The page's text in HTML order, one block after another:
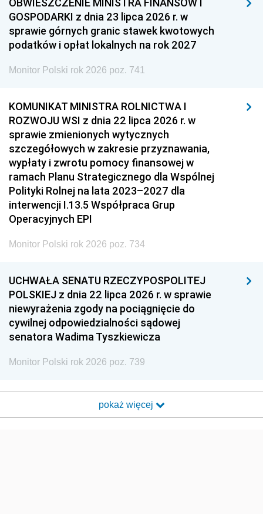
GOSPODARKI z dnia 23 lipca 2026 r. w
sprawie górnych granic stawek kwotowych
podatków i opłat lokalnych na rok 2027
Monitor Polski rok 2026 poz. 741
KOMUNIKAT MINISTRA ROLNICTWA I
ROZWOJU WSI z dnia 22 lipca 2026 r. w
sprawie zmienionych wytycznych
szczegółowych w zakresie przyznawania,
wypłaty i zwrotu pomocy finansowej w
ramach Planu Strategicznego dla Wspólnej
Polityki Rolnej na lata 2023–2027 dla
interwencji I.13.5 Współpraca Grup
Operacyjnych EPI
Monitor Polski rok 2026 poz. 734
UCHWAŁA SENATU RZECZYPOSPOLITEJ
POLSKIEJ z dnia 22 lipca 2026 r. w sprawie
niewyrażenia zgody na pociągnięcie do
cywilnej odpowiedzialności sądowej
senatora Wadima Tyszkiewicza
Monitor Polski rok 2026 poz. 739
pokaż więcej